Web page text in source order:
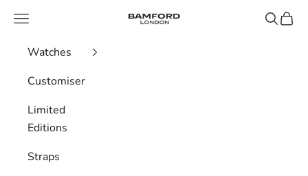
Bamford London
Navigation menu Search
Cart
Watches
Customiser
Limited
Editions
Straps